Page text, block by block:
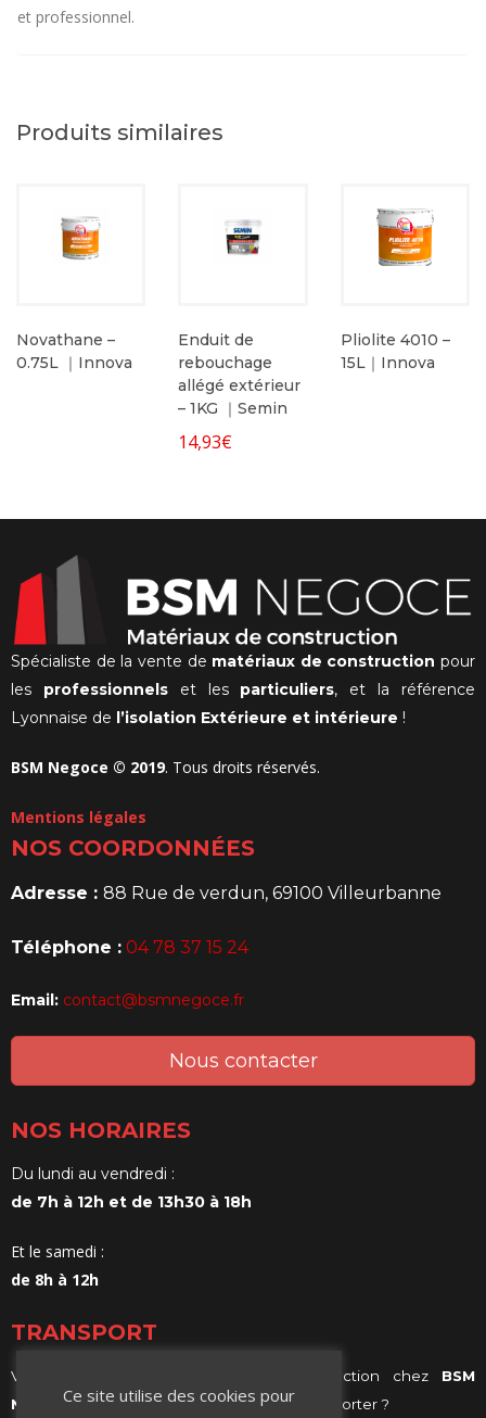
et professionnel.
Produits similaires
Novathane –
0.75L ｜Innova
Enduit de
rebouchage
allégé extérieur
– 1KG ｜Semin
14,93€
Pliolite 4010 –
15L｜Innova
Spécialiste de la vente de matériaux de construction pour
les professionnelset les particuliers, et la référence
Lyonnaise de l’isolation Extérieure et intérieure !
BSM Negoce © 2019. Tous droits réservés.
Mentions légales
NOS COORDONNÉES
Adresse : 88 Rue de verdun, 69100 Villeurbanne
Téléphone : 04 78 37 15 24
Email: contact@bsmnegoce.fr
Nous contacter
NOS HORAIRES
Du lundi au vendredi :
de 7h à 12h et de 13h30 à 18h
Et le samedi :
de 8h à 12h
TRANSPORT
Vous achetez vos matériaux de construction chez BSM
Negoceet vous ne savez comment les transporter ?
Ce site utilise des cookies pour